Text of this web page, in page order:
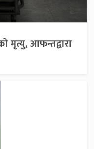
मृत्यु, आफन्तद्वारा